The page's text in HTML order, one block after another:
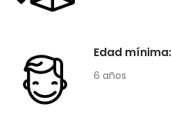
Edad mínima:
6 años